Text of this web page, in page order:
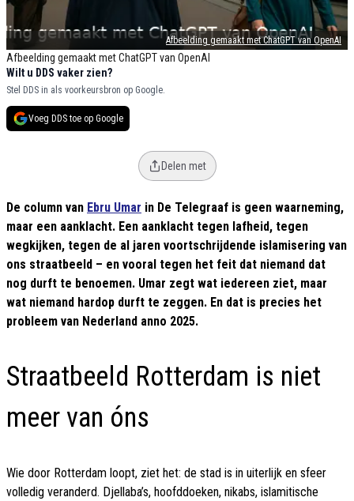
Afbeelding gemaakt met ChatGPT van OpenAI
Afbeelding gemaakt met ChatGPT van OpenAI
Wilt u DDS vaker zien?
Stel DDS in als voorkeursbron op Google.
Voeg DDS toe op Google
Delen met
De column van Ebru Umar in De Telegraaf is geen waarneming,
maar een aanklacht. Een aanklacht tegen lafheid, tegen
wegkijken, tegen de al jaren voortschrijdende islamisering van
ons straatbeeld – en vooral tegen het feit dat niemand dat
nog durft te benoemen. Umar zegt wat iedereen ziet, maar
wat niemand hardop durft te zeggen. En dat is precies het
probleem van Nederland anno 2025.
Straatbeeld Rotterdam is niet
meer van óns
Wie door Rotterdam loopt, ziet het: de stad is in uiterlijk en sfeer
volledig veranderd. Djellaba’s, hoofddoeken, nikabs, islamitische